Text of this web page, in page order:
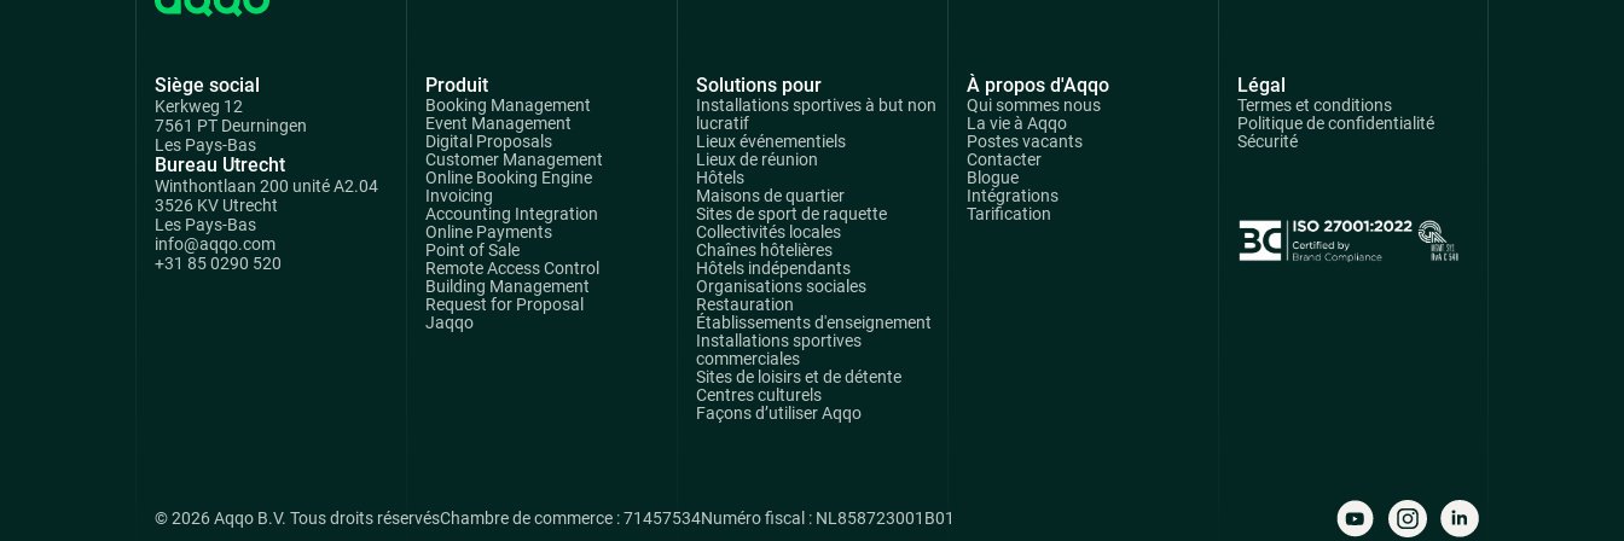
Siège social
Kerkweg 12
7561 PT Deurningen
Les Pays-Bas
Bureau Utrecht
Winthontlaan 200 unité A2.04
3526 KV Utrecht
Les Pays-Bas
info@aqqo.com
+31 85 0290 520
Produit
Booking Management
Event Management
Digital Proposals
Customer Management
Online Booking Engine
Invoicing
Accounting Integration
Online Payments
Point of Sale
Remote Access Control
Building Management
Request for Proposal
Jaqqo
Solutions pour
Installations sportives à but non
lucratif
Lieux événementiels
Lieux de réunion
Hôtels
Maisons de quartier
Sites de sport de raquette
Collectivités locales
Chaînes hôtelières
Hôtels indépendants
Organisations sociales
Restauration
Établissements d'enseignement
Installations sportives
commerciales
Sites de loisirs et de détente
Centres culturels
Façons d’utiliser Aqqo
À propos d'Aqqo
Qui sommes nous
La vie à Aqqo
Postes vacants
Contacter
Blogue
Intégrations
Tarification
Légal
Termes et conditions
Politique de confidentialité
Sécurité
© 2026 Aqqo B.V. Tous droits réservésChambre de commerce : 71457534Numéro fiscal : NL858723001B01